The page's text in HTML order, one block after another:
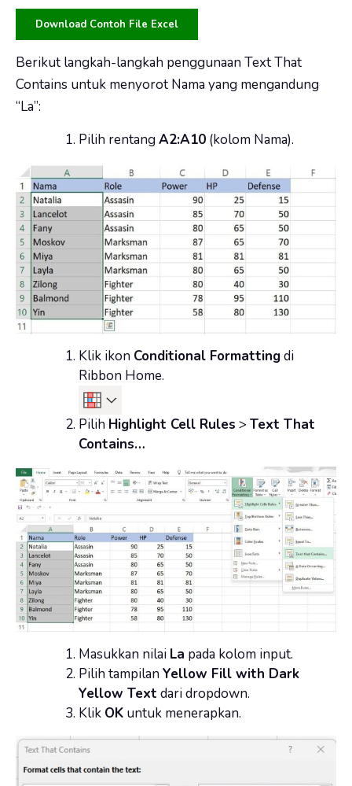
Download Contoh File Excel
Berikut langkah-langkah penggunaan Text That
Contains untuk menyorot Nama yang mengandung
“La”:
Pilih rentang A2:A10 (kolom Nama).
Klik ikon Conditional Formattingdi
Ribbon Home.
Pilih Highlight Cell Rules > Text That
Contains…
Masukkan nilai La pada kolom input.
Pilih tampilan Yellow Fill with Dark
Yellow Text dari dropdown.
Klik OK untuk menerapkan.